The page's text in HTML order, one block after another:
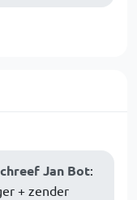
Jan Bot:
+ zender